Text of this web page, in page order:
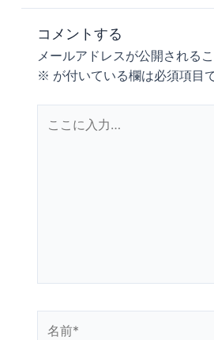
コメントする
メールアドレスが公開される
※ が付いている欄は必須項目